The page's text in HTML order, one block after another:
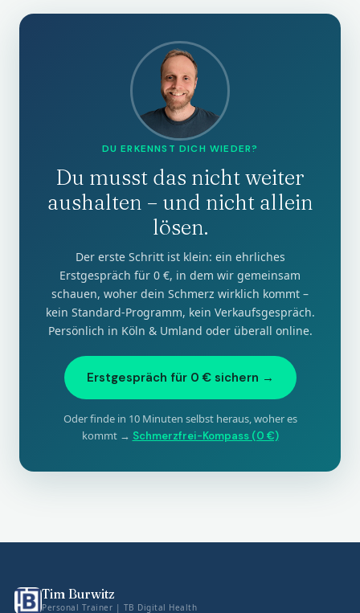
DU ERKENNST DICH WIEDER?
Du musst das nicht weiter
aushalten – und nicht allein
lösen.
Der erste Schritt ist klein: ein ehrliches
Erstgespräch für 0 €, in dem wir gemeinsam
schauen, woher dein Schmerz wirklich kommt –
kein Standard-Programm, kein Verkaufsgespräch.
Persönlich in Köln & Umland oder überall online.
Erstgespräch für 0 € sichern →
Oder finde in 10 Minuten selbst heraus, woher es
kommt → Schmerzfrei-Kompass (0 €)
Tim Burwitz
Personal Trainer | TB Digital Health